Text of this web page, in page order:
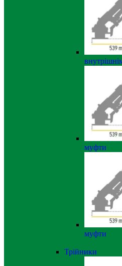
муфти
муфти
Трійники